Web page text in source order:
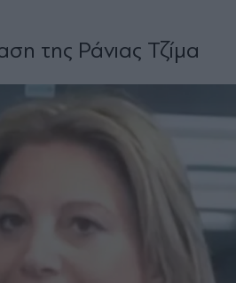
της Ράνιας Τζίμα